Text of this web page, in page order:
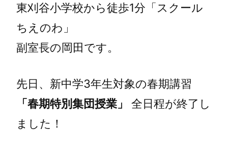
東刈谷小学校から徒歩1分「スクール
ちえのわ」
副室長の岡田です。
先日、新中学3年生対象の春期講習
「春期特別集団授業」
全日程が終了し
ました！